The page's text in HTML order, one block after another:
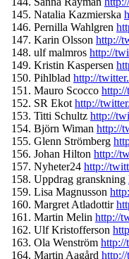
Natalia Kazmierska
Pernilla Wahlgren
Karin Olsson http://
ulf malmros http://
Kristin Kaspersen
Pihlblad http://
Mauro Scocco
SR Ekot http://
Titti Schultz http://
Björn Wiman http://
Glenn Strömberg
Johan Hilton http://
Nyheter24 http://
Uppdrag granskning
Lisa Magnusson
Margret Atladottir
Martin Melin http://
Ulf Kristofferson
Ola Wenström http://
Martin Aagård